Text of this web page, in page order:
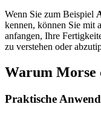
Wenn Sie zum Beispiel
kennen, können Sie mit
anfangen, Ihre
zu verstehen oder
Warum Morse
Praktische